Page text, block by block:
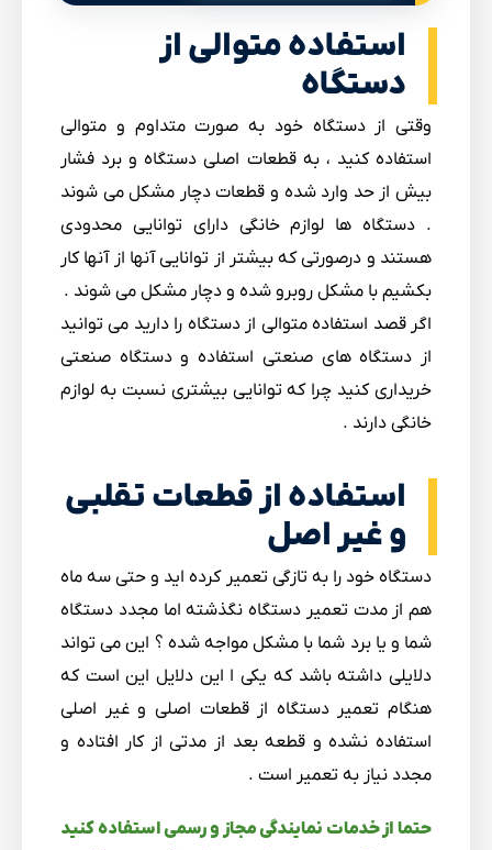
استفاده متوالی از
دستگاه
وقتی از دستگاه خود به صورت متداوم و متوالی
استفاده کنید ، به قطعات اصلی دستگاه و برد فشار
بیش از حد وارد شده و قطعات دچار مشکل می شوند
. دستگاه ها لوازم خانگی دارای توانایی محدودی
هستند و درصورتی که بیشتر از توانایی آنها از آنها کار
بکشیم با مشکل روبرو شده و دچار مشکل می شوند .
اگر قصد استفاده متوالی از دستگاه را دارید می توانید
از دستگاه های صنعتی استفاده و دستگاه صنعتی
خریداری کنید چرا که توانایی بیشتری نسبت به لوازم
خانگی دارند .
استفاده از قطعات تقلبی
و غیر اصل
دستگاه خود را به تازگی تعمیر کرده اید و حتی سه ماه
هم از مدت تعمیر دستگاه نگذشته اما مجدد دستگاه
شما و یا برد شما با مشکل مواجه شده ؟ این می تواند
دلایلی داشته باشد که یکی ا این دلایل این است که
هنگام تعمیر دستگاه از قطعات اصلی و غیر اصلی
استفاده نشده و قطعه بعد از مدتی از کار افتاده و
مجدد نیاز به تعمیر است .
حتما از خدمات نمایندگی مجاز و رسمی استفاده کنید